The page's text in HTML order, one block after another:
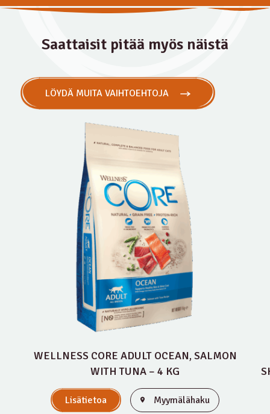
Saattaisit pitää myös näistä
LÖYDÄ MUITA VAIHTOEHTOJA
WELLNESS CORE ADULT OCEAN, SALMON
WITH TUNA – 4 KG
Lisätietoa Myymälähaku